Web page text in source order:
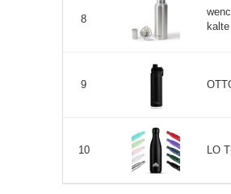
8
9
10 LO